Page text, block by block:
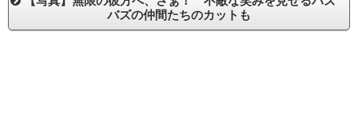
バズの仲間たちのカットも